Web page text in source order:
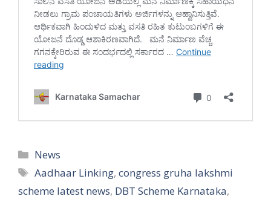
Categories
News
Tags
Aadhaar Linking,congress gruha lakshmi
scheme latest news, DBT Scheme Karnataka,